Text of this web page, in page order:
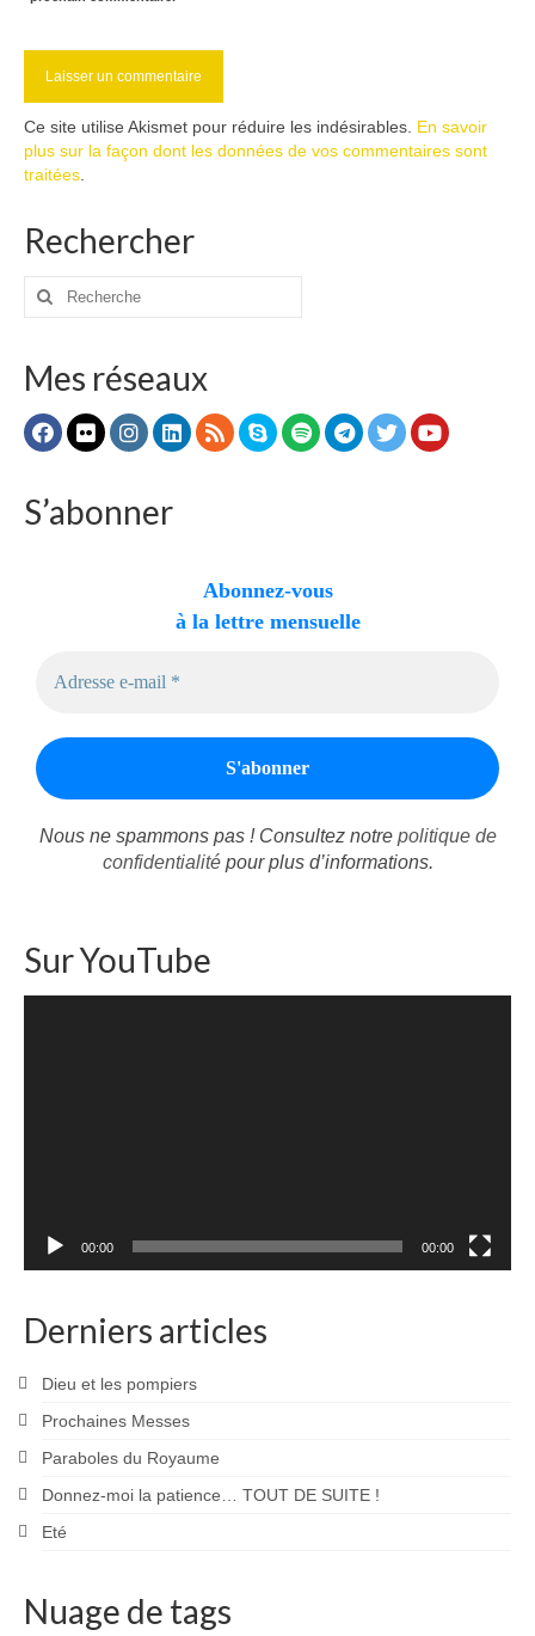
Ce site utilise Akismet pour réduire les indésirables. En savoir
plus sur la façon dont les données de vos commentaires sont
traitées
Rechercher
Rechercher
Mes réseaux
S’abonner
Abonnez-vous
à la lettre mensuelle
Nous ne spammons pas ! Consultez notre politique de
confidentialitépour plus d’informations.
Sur YouTube
00:00 00:00
Derniers articles
Dieu et les pompiers
Prochaines Messes
Paraboles du Royaume
Donnez-moi la patience… TOUT DE SUITE !
Eté
Nuage de tags